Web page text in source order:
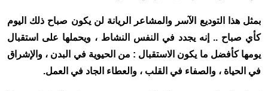
بمثل هذا التوديع الآسر والمشاعر الريانة لن يكون صباح ذلك اليوم
كأي صباح ..
إنه يجدد في النفس النشاط ، ويحملها على استقبال
يومها كأفضل ما يكون الاستقبال : من الحيوية في البدن ، والإشراق
في الحياة ، والصفاء في القلب ، والعطاء الجاد في العمل.